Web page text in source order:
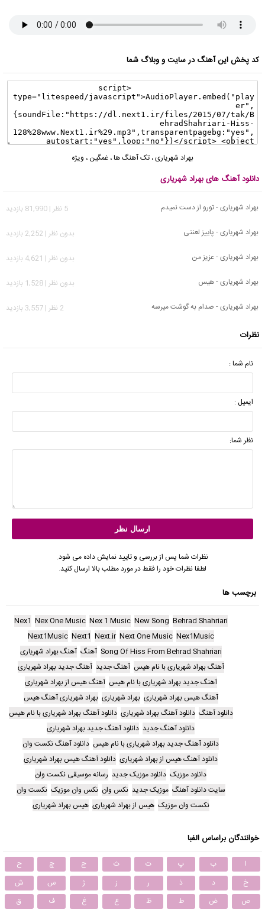
کد پخش این آهنگ در سایت و وبلاگ شما
بهراد شهریاری، تک آهنگ ها، غمگین ، ویژه
دانلود آهنگ های بهراد شهریاری
بهراد شهریاری - تورو از دست نمیدم
5 نظر | 81,990 بازدید
بهراد شهریاری - پاییز لعنتی
بدون نظر | 2,252 بازدید
بهراد شهریاری - عزیز من
بدون نظر | 4,621 بازدید
بهراد شهریاری - هیس
بدون نظر | 1,528 بازدید
بهراد شهریاری - صدام به گوشت میرسه
2 نظر | 3,557 بازدید
نظرات
نام شما :
ایمیل :
نظر شما:
نظرات شما پس از بررسی و تایید نمایش داده می شود.
لطفا نظرات خود را فقط در مورد مطلب بالا ارسال کنید.
برچسب ها
Behrad Shahriari
New Song
Nex 1 Music
Nex One Music
Nex1
Nex1Music
Next One Music
Next.ir
Next1
Next1Music
Song Of Hiss From Behrad Shahriari آهنگ آهنگ بهراد شهریاری
آهنگ بهراد شهریاری با نام هیس آهنگ جدید آهنگ جدید بهراد شهریاری
آهنگ جدید بهراد شهریاری با نام هیس آهنگ هیس از بهراد شهریاری
آهنگ هیس بهراد شهریاری بهراد شهریاری بهراد شهریاری آهنگ هیس
دانلود آهنگ دانلود آهنگ بهراد شهریاری دانلود آهنگ بهراد شهریاری با نام هیس
دانلود آهنگ جدید دانلود آهنگ جدید بهراد شهریاری
دانلود آهنگ جدید بهراد شهریاری با نام هیس دانلود آهنگ نکست وان
دانلود آهنگ هیس از بهراد شهریاری دانلود آهنگ هیس بهراد شهریاری
دانلود موزیک دانلود موزیک جدید رسانه موسیقی نکست وان
سایت دانلود آهنگ موزیک جدید نکس وان نکس وان موزیک نکست وان
نکست وان موزیک هیس از بهراد شهریاری هیس بهراد شهریاری
خوانندگان براساس الفبا
ا ب پ ت ث ج چ
ح
خ
د ذ ر ز ژ س
ش
ص
ض ط ظ ع غ ف
ق